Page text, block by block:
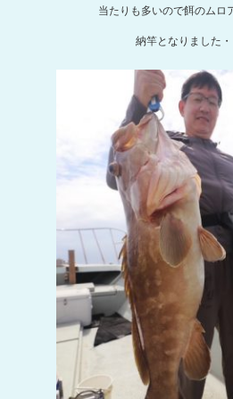
当たりも多いので餌のムロ
納竿となりました・